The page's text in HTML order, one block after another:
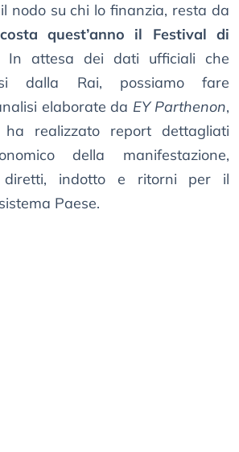
nodo su chi lo finanzia, resta da
quest’anno il Festival di
In attesa dei dati ufficiali che
dalla Rai, possiamo fare
elaborate da EY Parthenon,
realizzato report dettagliati
della manifestazione,
diretti, indotto e ritorni per il
Paese.